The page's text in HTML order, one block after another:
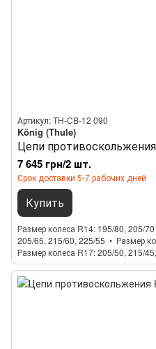
Артикул: TH-CB-12 090
König (Thule)
Цепи
7 645 грн/2 шт.
Срок доставки 5-7 рабочих дней
Купить
Размер колеса R14 195/80, 205/70
205/65, 215/60, 225/55
Размер
Размер колеса R17 205/50, 215/